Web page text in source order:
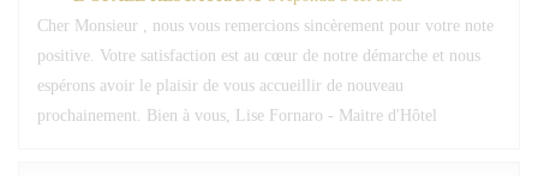
Cher Monsieur , nous vous remercions sincèrement pour votre note
positive. Votre satisfaction est au cœur de notre démarche et nous
espérons avoir le plaisir de vous accueillir de nouveau
prochainement. Bien à vous, Lise Fornaro - Maitre d'Hôtel